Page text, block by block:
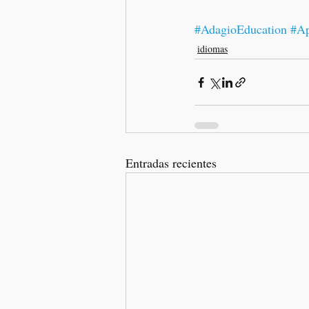
#AdagioEducation
idiomas
Entradas recientes